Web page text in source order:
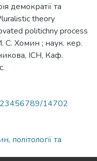
демократії та
theory
politichny process
С. Хомин ; наук. кер.
ІСН, Каф.
14702
політології та